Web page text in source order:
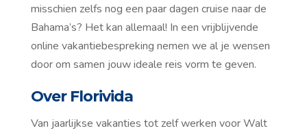
misschien zelfs nog een paar dagen cruise naar de
Bahama’s? Het kan allemaal! In een vrijblijvende
online vakantiebespreking nemen we al je wensen
door om samen jouw ideale reis vorm te geven.
Over Florivida
Van jaarlijkse vakanties tot zelf werken voor Walt